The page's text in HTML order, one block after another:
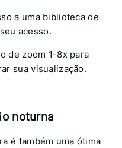
a uma biblioteca de
acesso.
de zoom 1-8x para
sua visualização.
noturna
é também uma ótima